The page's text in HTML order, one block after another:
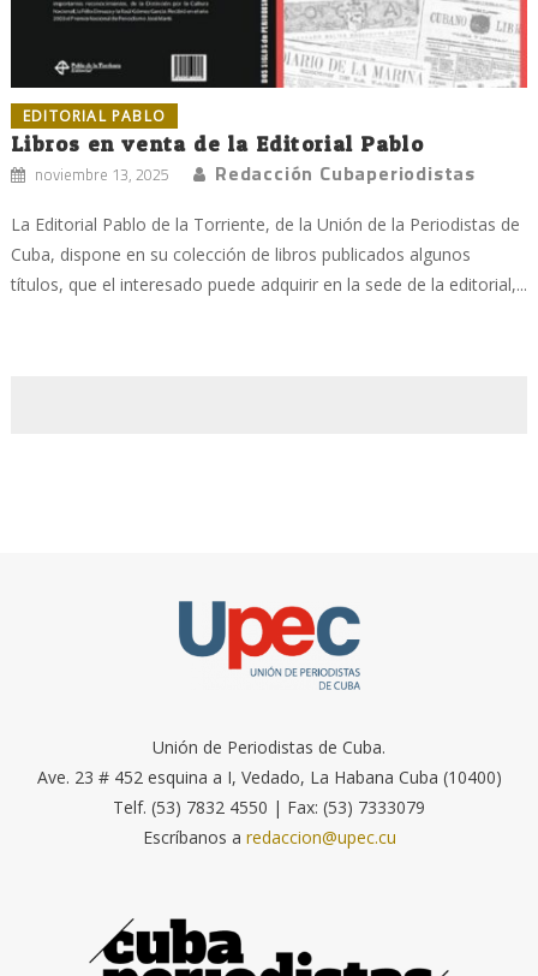
EDITORIAL PABLO
Libros en venta de la Editorial Pablo
noviembre 13, 2025 Redacción Cubaperiodistas
La Editorial Pablo de la Torriente, de la Unión de la Periodistas de
Cuba, dispone en su colección de libros publicados algunos
títulos, que el interesado puede adquirir en la sede de la editorial,...
Unión de Periodistas de Cuba.
Ave. 23 # 452 esquina a I, Vedado, La Habana Cuba (10400)
Telf. (53) 7832 4550 | Fax: (53) 7333079
Escríbanos a redaccion@upec.cu